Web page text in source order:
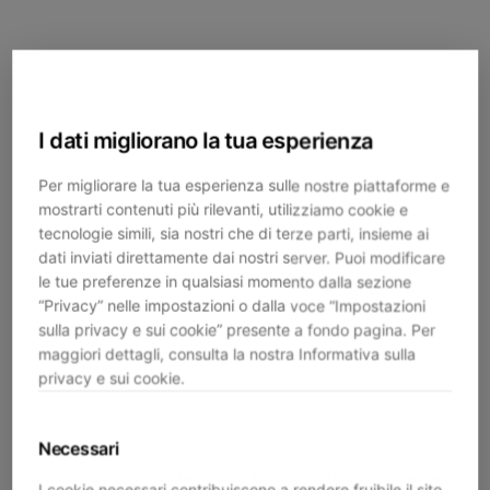
I dati migliorano la tua esperienza
Per migliorare la tua esperienza sulle nostre piattaforme e
mostrarti contenuti più rilevanti, utilizziamo cookie e
tecnologie simili, sia nostri che di terze parti, insieme ai
dati inviati direttamente dai nostri server. Puoi modificare
le tue preferenze in qualsiasi momento dalla sezione
“Privacy” nelle impostazioni o dalla voce “Impostazioni
sulla privacy e sui cookie” presente a fondo pagina. Per
maggiori dettagli, consulta la nostra Informativa sulla
privacy e sui cookie.
Necessari